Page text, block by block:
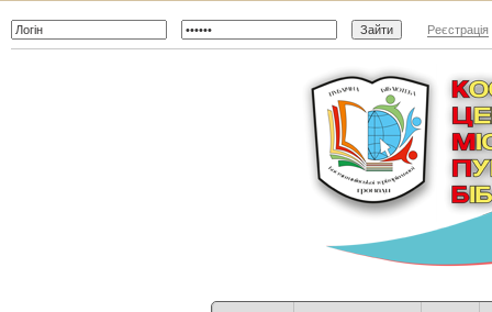
Реєстрація